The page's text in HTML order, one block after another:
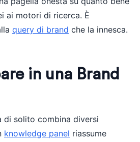
ai motori di ricerca. È
query di brand che la innesca.
in una Brand
di solito combina diversi
knowledge panel riassume